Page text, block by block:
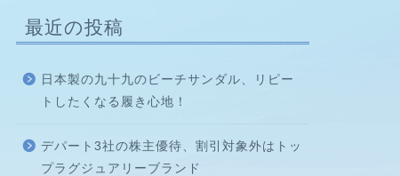
最近の投稿
日本製の九十九のビーチサンダル、リピー
トしたくなる履き心地！
デパート3社の株主優待、割引対象外はトッ
プラグジュアリーブランド